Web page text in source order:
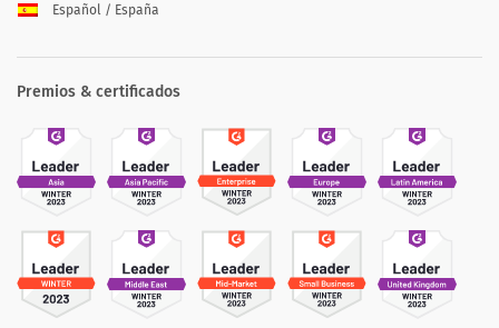
Español / España
Premios & certificados